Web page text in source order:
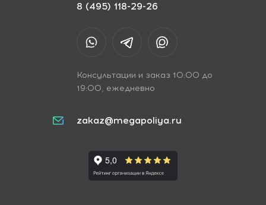
8 (495) 118-29-26
Консультации и заказ 10:00 до
19:00, ежедневно
zakaz@megapoliya.ru